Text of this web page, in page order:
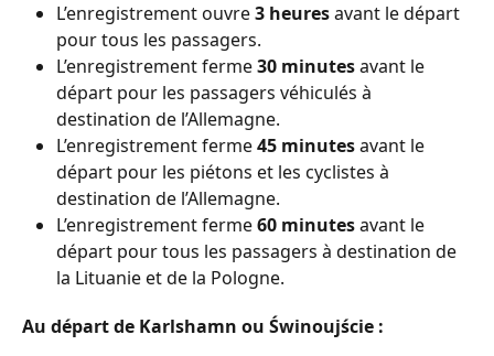
L’enregistrement ouvre 3 heures avant le départ
pour tous les passagers.
L’enregistrement ferme 30 minutes avant le
départ pour les passagers véhiculés à
destination de l’Allemagne.
L’enregistrement ferme 45 minutes avant le
départ pour les piétons et les cyclistes à
destination de l’Allemagne.
L’enregistrement ferme 60 minutes avant le
départ pour tous les passagers à destination de
la Lituanie et de la Pologne.
Au départ de Karlshamn ou Świnoujście :